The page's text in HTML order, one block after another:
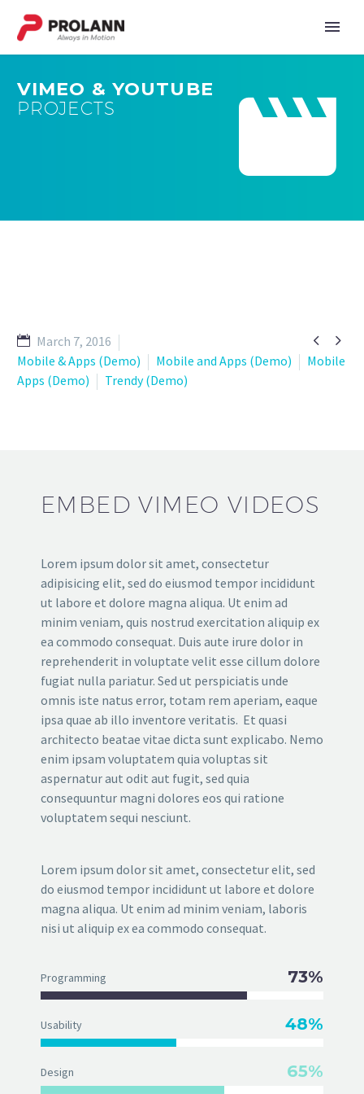


VIMEO & YOUTUBE
PROJECTS
 
March 7, 2016
Mobile & Apps (Demo)
Mobile and Apps (Demo)
Mobile
Apps (Demo)
Trendy (Demo)
EMBED VIMEO VIDEOS
Lorem ipsum dolor sit amet, consectetur
adipisicing elit, sed do eiusmod tempor incididunt
ut labore et dolore magna aliqua. Ut enim ad
minim veniam, quis nostrud exercitation aliquip ex
ea commodo consequat. Duis aute irure dolor in
reprehenderit in voluptate velit esse cillum dolore
fugiat nulla pariatur. Sed ut perspiciatis unde
omnis iste natus error, totam rem aperiam, eaque
ipsa quae ab illo inventore veritatis. Et quasi
architecto beatae vitae dicta sunt explicabo. Nemo
enim ipsam voluptatem quia voluptas sit
aspernatur aut odit aut fugit, sed quia
consequuntur magni dolores eos qui ratione
voluptatem sequi nesciunt.
Lorem ipsum dolor sit amet, consectetur elit, sed
do eiusmod tempor incididunt ut labore et dolore
magna aliqua. Ut enim ad minim veniam, laboris
nisi ut aliquip ex ea commodo consequat.
Programming 73%
Usability 48%
Design 65%